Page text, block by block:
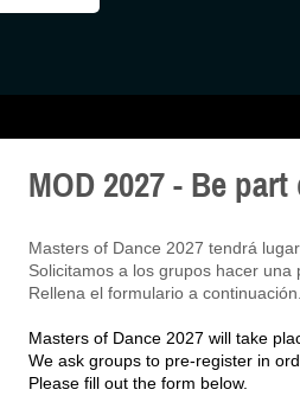
MOD 2027 - Be
Masters of Dance 2027 tendrá
Solicitamos a los grupos hacer una
Rellena el formulario a continuación.
Masters of Dance 2027 will take
We ask groups to pre-register in
Please fill out the form below.